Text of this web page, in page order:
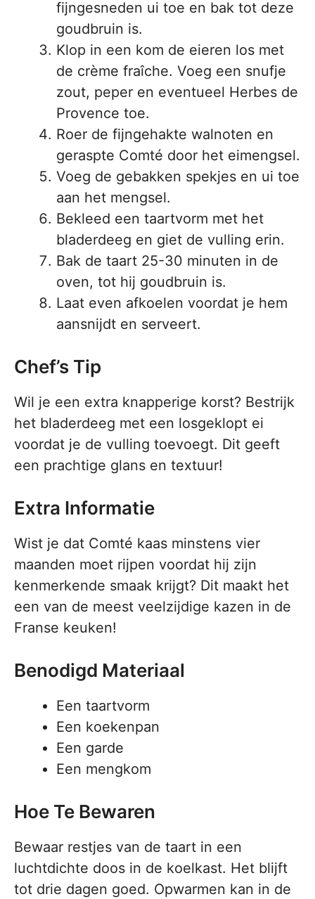
fijngesneden ui toe en bak tot deze
goudbruin is.
Klop in een kom de eieren los met
de crème fraîche. Voeg een snufje
zout, peper en eventueel Herbes de
Provence toe.
Roer de fijngehakte walnoten en
geraspte Comté door het eimengsel.
Voeg de gebakken spekjes en ui toe
aan het mengsel.
Bekleed een taartvorm met het
bladerdeeg en giet de vulling erin.
Bak de taart 25-30 minuten in de
oven, tot hij goudbruin is.
Laat even afkoelen voordat je hem
aansnijdt en serveert.
Chef’s Tip
Wil je een extra knapperige korst? Bestrijk
het bladerdeeg met een losgeklopt ei
voordat je de vulling toevoegt. Dit geeft
een prachtige glans en textuur!
Extra Informatie
Wist je dat Comté kaas minstens vier
maanden moet rijpen voordat hij zijn
kenmerkende smaak krijgt? Dit maakt het
een van de meest veelzijdige kazen in de
Franse keuken!
Benodigd Materiaal
Een taartvorm
Een koekenpan
Een garde
Een mengkom
Hoe Te Bewaren
Bewaar restjes van de taart in een
luchtdichte doos in de koelkast. Het blijft
tot drie dagen goed. Opwarmen kan in de